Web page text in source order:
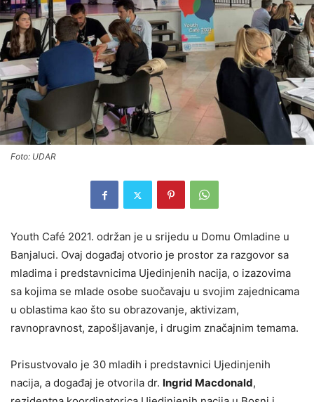
Foto: UDAR
Youth Café 2021. održan je u srijedu u Domu Omladine u
Banjaluci. Ovaj događaj otvorio je prostor za razgovor sa
mladima i predstavnicima Ujedinjenih nacija, o izazovima
sa kojima se mlade osobe suočavaju u svojim zajednicama
u oblastima kao što su obrazovanje, aktivizam,
ravnopravnost, zapošljavanje, i drugim značajnim temama.
Prisustvovalo je 30 mladih i predstavnici Ujedinjenih
nacija, a događaj je otvorila dr. Ingrid Macdonald,